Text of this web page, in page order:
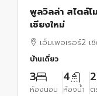
พูลวิลล่า สไตล์โ
เชียงใหม่
เอ็มเพอเรอร์2 เ
บ้านเดี่ยว
3
ห้องนอน
4
ห้องน้ำ ต